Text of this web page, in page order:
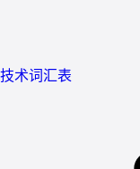
技术词汇表